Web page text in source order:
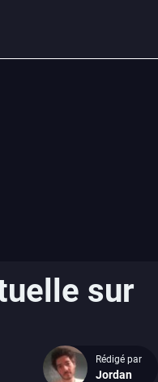
sur
Rédigé par
Jordan